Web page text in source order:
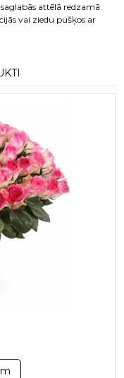
attēlā redzamā
vai ziedu pušķos ar